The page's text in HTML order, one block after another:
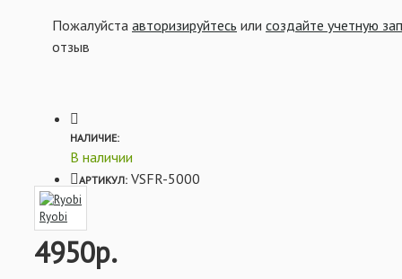
позволяет тонко настроить усилие и уверенно
риск обрывов при работе с тонкими поводками.
удобный хват и комфорт даже при длительных
Характеристики:
- Вес: 368 гр
- Передаточное число: 5,0:1
- Нагрузка на фрикцион: 10 кг
- Количество шариковых подшипников: 4 шт
- Количество роликовых подшипников: 1 шт
Пожалуйста авторизируйтесь или создайте учетную
отзыв
4950р.
НАЛИЧИЕ:
В наличии
АРТИКУЛ: VSFR-5000
Ryobi